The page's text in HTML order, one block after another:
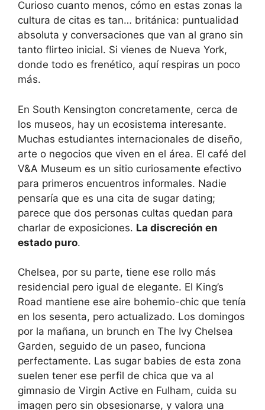
Curioso cuanto menos, cómo en estas zonas la
cultura de citas es tan… británica: puntualidad
absoluta y conversaciones que van al grano sin
tanto flirteo inicial. Si vienes de Nueva York,
donde todo es frenético, aquí respiras un poco
más.
En South Kensington concretamente, cerca de
los museos, hay un ecosistema interesante.
Muchas estudiantes internacionales de diseño,
arte o negocios que viven en el área. El café del
V&A Museum es un sitio curiosamente efectivo
para primeros encuentros informales. Nadie
pensaría que es una cita de sugar dating;
parece que dos personas cultas quedan para
charlar de exposiciones. La discreción en
estado puro.
Chelsea, por su parte, tiene ese rollo más
residencial pero igual de elegante. El King’s
Road mantiene ese aire bohemio-chic que tenía
en los sesenta, pero actualizado. Los domingos
por la mañana, un brunch en The Ivy Chelsea
Garden, seguido de un paseo, funciona
perfectamente. Las sugar babies de esta zona
suelen tener ese perfil de chica que va al
gimnasio de Virgin Active en Fulham, cuida su
imagen pero sin obsesionarse, y valora una